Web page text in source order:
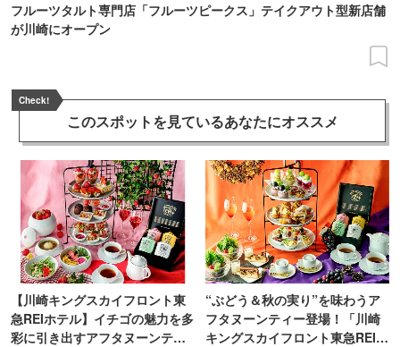
フルーツタルト専門店「フルーツピークス」テイクアウト型新店舗
が川崎にオープン
Check!
このスポットを見ているあなたにオススメ
【川崎キングスカイフロント東
急REIホテル】イチゴの魅力を多
彩に引き出すアフタヌーンティ
“ぶどう＆秋の実り”を味わうア
フタヌーンティー登場！「川崎
キングスカイフロント東急REIホ